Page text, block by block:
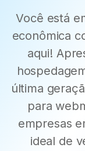
Você está
econômica
aqui!
última
para
empresas
ideal de